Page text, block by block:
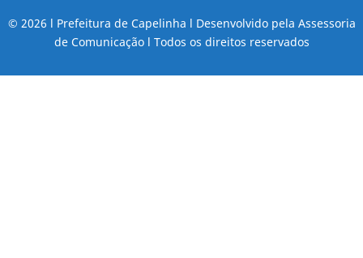
© 2026 l Prefeitura de Capelinha l Desenvolvido pela Assessoria
de Comunicação l Todos os direitos reservados